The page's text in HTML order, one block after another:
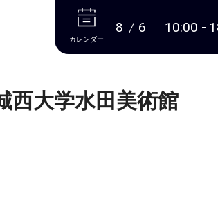
本文へ
カレンダー
8 6 10:00
西大学水田美術館